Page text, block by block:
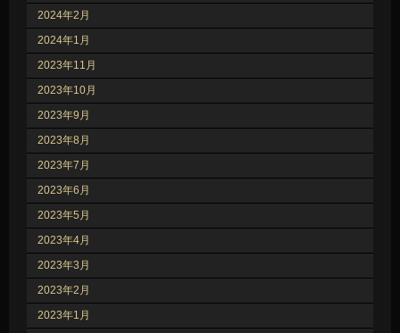
2024年2月
2024年1月
2023年11月
2023年10月
2023年9月
2023年8月
2023年7月
2023年6月
2023年5月
2023年4月
2023年3月
2023年2月
2023年1月